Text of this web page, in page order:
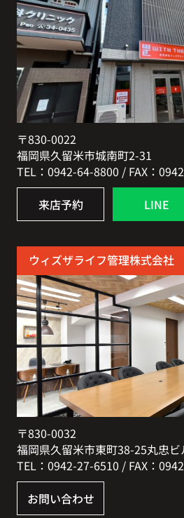
〒830-0022
福岡県久留米市城南町2-31
TEL：0942-64-8800 / FAX：
来店予約 LINE
ウィズザライフ管理株式会社
〒830-0032
福岡県久留米市東町38-25丸忠ビ
TEL：0942-27-6510 / FAX：
お問い合わせ